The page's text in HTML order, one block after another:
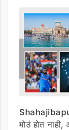
मोठं होत